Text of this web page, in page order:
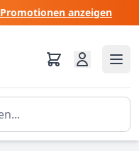
Promotionen anzeigen